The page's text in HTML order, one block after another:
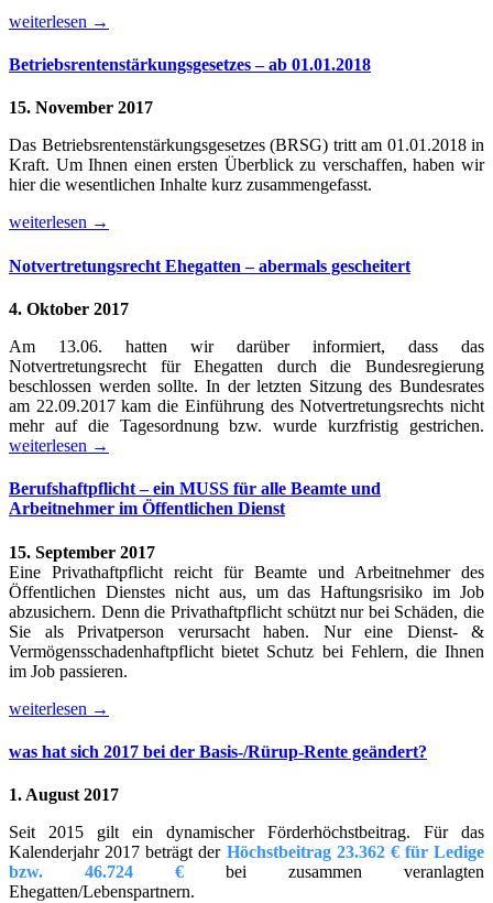
weiterlesen →
Betriebsrentenstärkungsgesetzes – ab 01.01.2018
15. November 2017
Das Betriebsrentenstärkungsgesetzes (BRSG) tritt am 01.01.2018 in
Kraft. Um Ihnen einen ersten Überblick zu verschaffen, haben wir
hier die wesentlichen Inhalte kurz zusammengefasst.
weiterlesen →
Notvertretungsrecht Ehegatten – abermals gescheitert
4. Oktober 2017
Am 13.06. hatten wir darüber informiert, dass das
Notvertretungsrecht für Ehegatten durch die Bundesregierung
beschlossen werden sollte. In der letzten Sitzung des Bundesrates
am 22.09.2017 kam die Einführung des Notvertretungsrechts nicht
mehr auf die Tagesordnung bzw. wurde kurzfristig gestrichen.
weiterlesen →
Berufshaftpflicht – ein MUSS für alle Beamte und
Arbeitnehmer im Öffentlichen Dienst
15. September 2017
Eine Privathaftpflicht reicht für Beamte und Arbeitnehmer des
Öffentlichen Dienstes nicht aus, um das Haftungsrisiko im Job
abzusichern. Denn die Privathaftpflicht schützt nur bei Schäden, die
Sie als Privatperson verursacht haben. Nur eine Dienst- &
Vermögensschadenhaftpflicht bietet Schutz bei Fehlern, die Ihnen
im Job passieren.
weiterlesen →
was hat sich 2017 bei der Basis-/Rürup-Rente geändert?
1. August 2017
Seit 2015 gilt ein dynamischer Förderhöchstbeitrag. Für das
Kalenderjahr 2017 beträgt der Höchstbeitrag 23.362 € für Ledige
bzw. 46.724 €
bei zusammen veranlagten
Ehegatten/Lebenspartnern.